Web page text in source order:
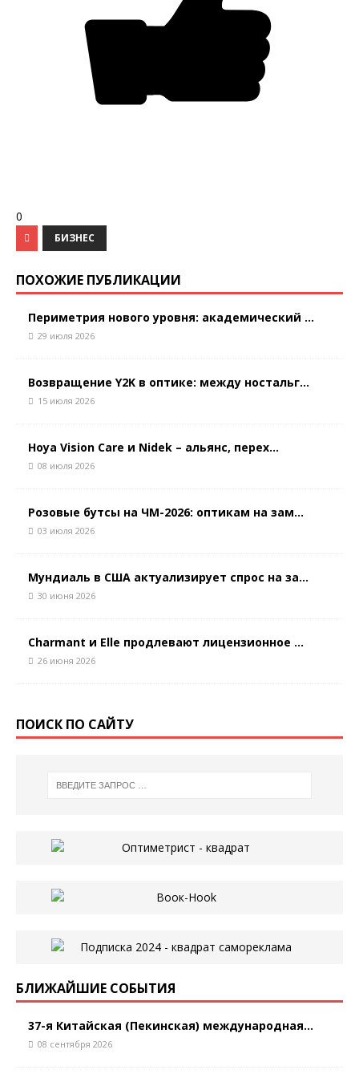
0
БИЗНЕС
ПОХОЖИЕ ПУБЛИКАЦИИ
Периметрия нового уровня: академический ...
29 июля 2026
Возвращение Y2K в оптике: между ностальг...
15 июля 2026
Hoya Vision Care и Nidek – альянс, перех...
08 июля 2026
Розовые бутсы на ЧМ-2026: оптикам на зам...
03 июля 2026
Мундиаль в США актуализирует спрос на за...
30 июня 2026
Charmant и Elle продлевают лицензионное ...
26 июня 2026
ПОИСК ПО САЙТУ
БЛИЖАЙШИЕ СОБЫТИЯ
37-я Китайская (Пекинская) международная...
08 сентября 2026